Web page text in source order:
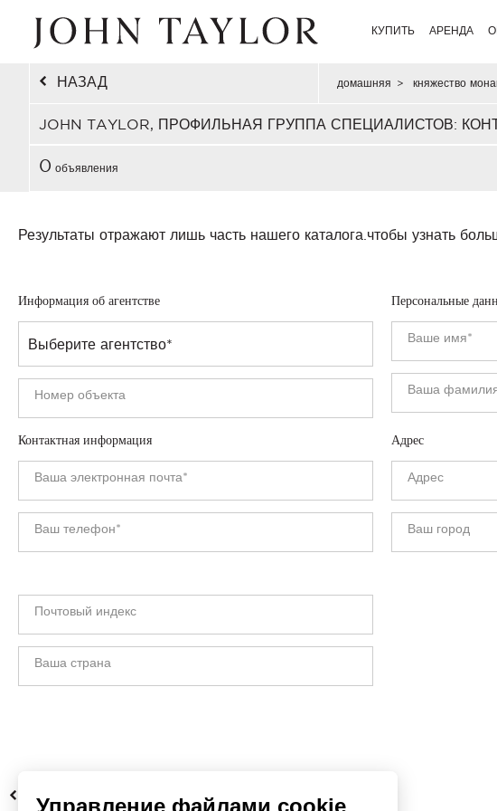
КУПИТЬ АРЕНДА
НАЗАД домашняя > княжество
JOHN TAYLOR, ПРОФИЛЬНАЯ ГРУППА СПЕЦИАЛИСТОВ:
0 объявления
Результаты отражают лишь часть нашего каталога. чтобы узнать
Информация об агентстве Персональные
Контактная информация Адрес
НАЗАД
Управление файлами cookie